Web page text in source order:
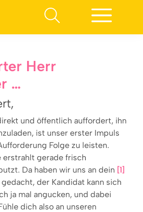
Herr
…
und öffentlich auffordert, ihn
ist unser erster Impuls
Folge zu leisten.
erstrahlt gerade frisch
Da haben wir uns an dein [1]
der Kandidat kann sich
ja mal angucken, und dabei
dich also an unseren